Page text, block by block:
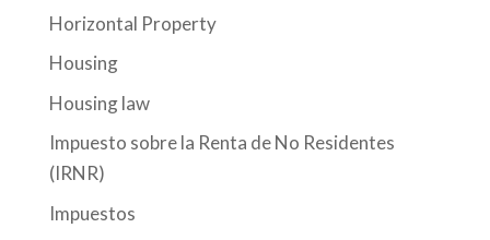
Horizontal Property
Housing
Housing law
Impuesto sobre la Renta de No Residentes
(IRNR)
Impuestos